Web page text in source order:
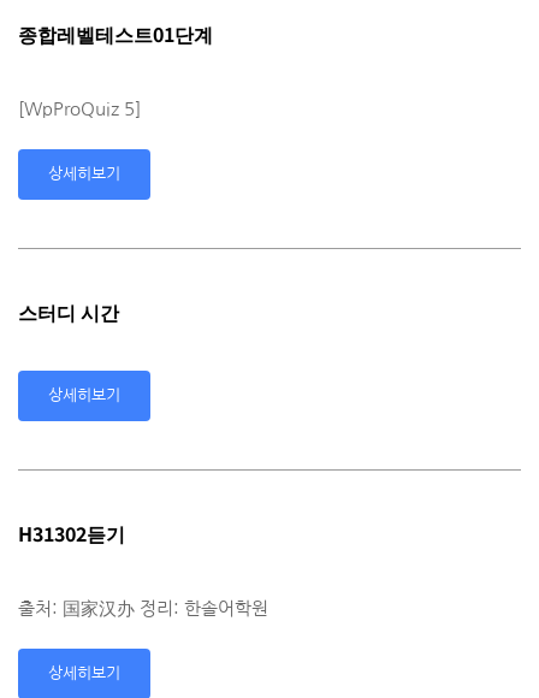
종합레벨테스트01단계
[WpProQuiz 5]
상세히보기
스터디 시간
상세히보기
H31302듣기
출처: 国家汉办 정리: 한솔어학원
상세히보기